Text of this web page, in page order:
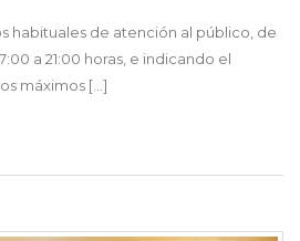
habituales de atención al público, de
a 21:00 horas, e indicando el
máximos [...]